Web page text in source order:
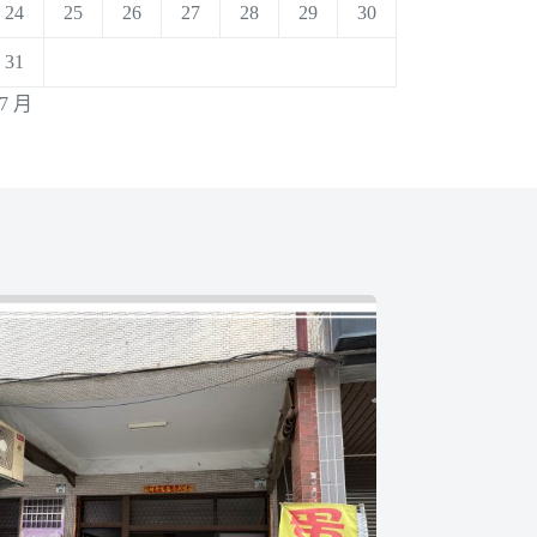
24 25 26 27 28 29 30
31
月